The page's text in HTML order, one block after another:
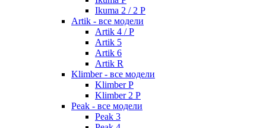
Ikuma 2 / 2 P
Artik - все модели
Artik 4 / P
Artik 5
Artik 6
Artik R
Klimber - все модели
Klimber P
Klimber 2 P
Peak - все модели
Peak 3